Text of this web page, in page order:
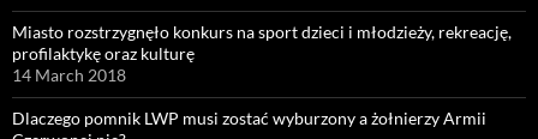
Miasto rozstrzygnęło konkurs na sport dzieci i młodzieży, rekreację,
profilaktykę oraz kulturę
14 March 2018
Dlaczego pomnik LWP musi zostać wyburzony a żołnierzy Armii